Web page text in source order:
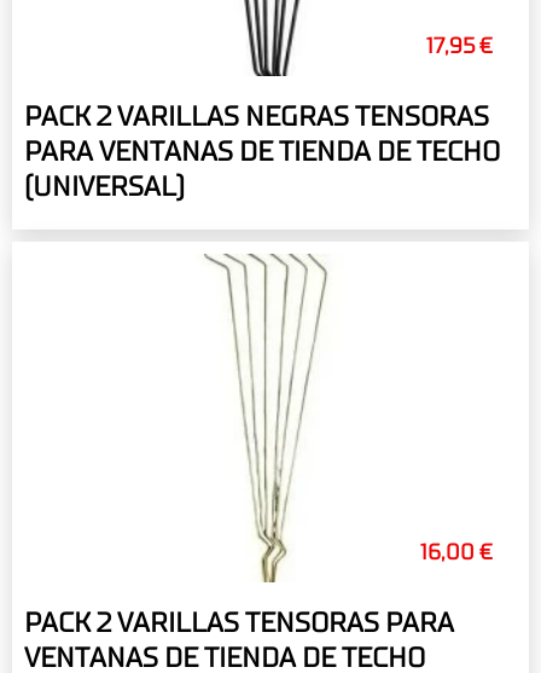
17,95 €
PACK 2 VARILLAS NEGRAS TENSORAS
PARA VENTANAS DE TIENDA DE TECHO
(UNIVERSAL)
16,00 €
PACK 2 VARILLAS TENSORAS PARA
VENTANAS DE TIENDA DE TECHO